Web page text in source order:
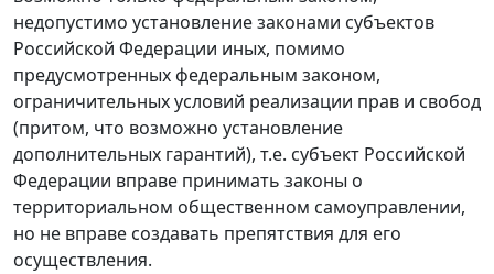
недопустимо установление законами субъектов
Российской Федерации иных, помимо
предусмотренных федеральным законом,
ограничительных условий реализации прав и свобод
(притом, что возможно установление
дополнительных гарантий), т.е. субъект Российской
Федерации вправе принимать законы о
территориальном общественном самоуправлении,
но не вправе создавать препятствия для его
осуществления.